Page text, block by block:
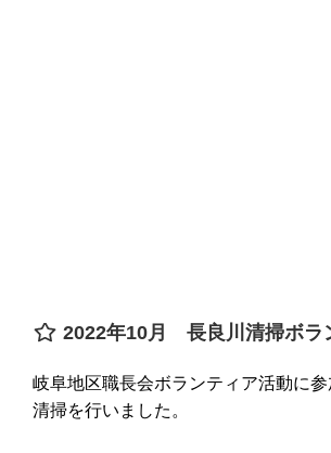
2022年10月 長良川清掃ボラ
岐阜地区職長会ボランティア活動に
清掃を行いました。